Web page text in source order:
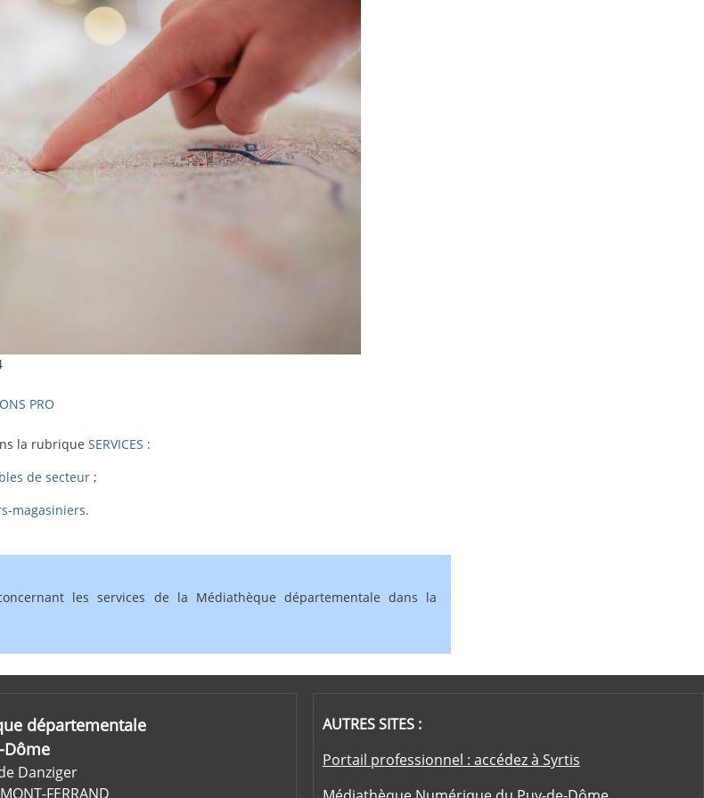
PRO
la rubrique SERVICES :
de secteur;
magasiniers.
les services de la Médiathèque départementale dans la
départementale
Dôme
Danziger
FERRAND
AUTRES SITES :
Portail professionnel : accédez à Syrtis